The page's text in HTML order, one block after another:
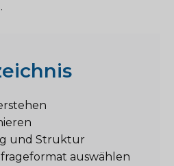
und Struktur
auswählen